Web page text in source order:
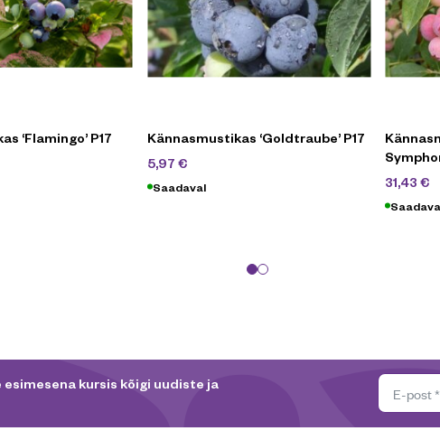
‘Flamingo’ P17
Kännasmustikas ‘Goldtraube’ P17
5,97 €
Saadaval
31,43 €
kursis kõigi uudiste ja